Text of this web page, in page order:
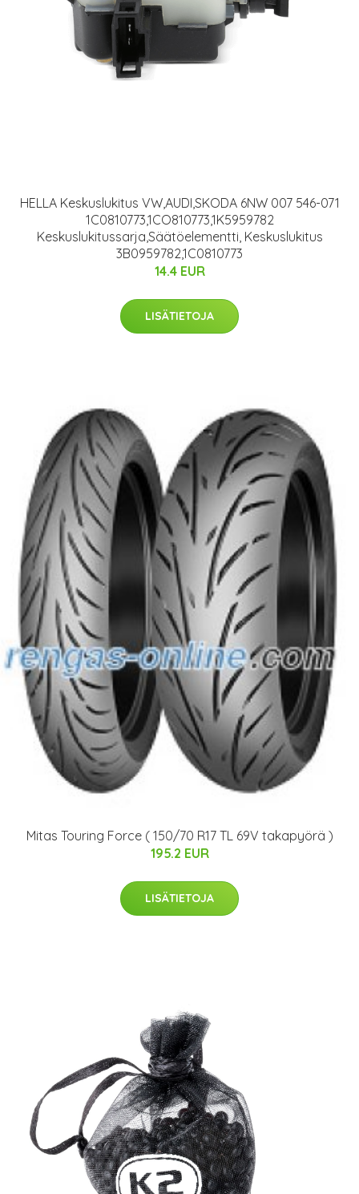
HELLA Keskuslukitus VW,AUDI,SKODA 6NW 007 546-071
1C0810773,1CO810773,1K5959782
Keskuslukitussarja,Säätöelementti, Keskuslukitus
3B0959782,1C0810773
14.4 EUR
LISÄTIETOJA
Mitas Touring Force ( 150/70 R17 TL 69V takapyörä )
195.2 EUR
LISÄTIETOJA